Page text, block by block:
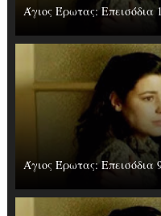
Άγιος Έρωτας: Επεισόδια
Άγιος Έρωτας: Επεισόδια